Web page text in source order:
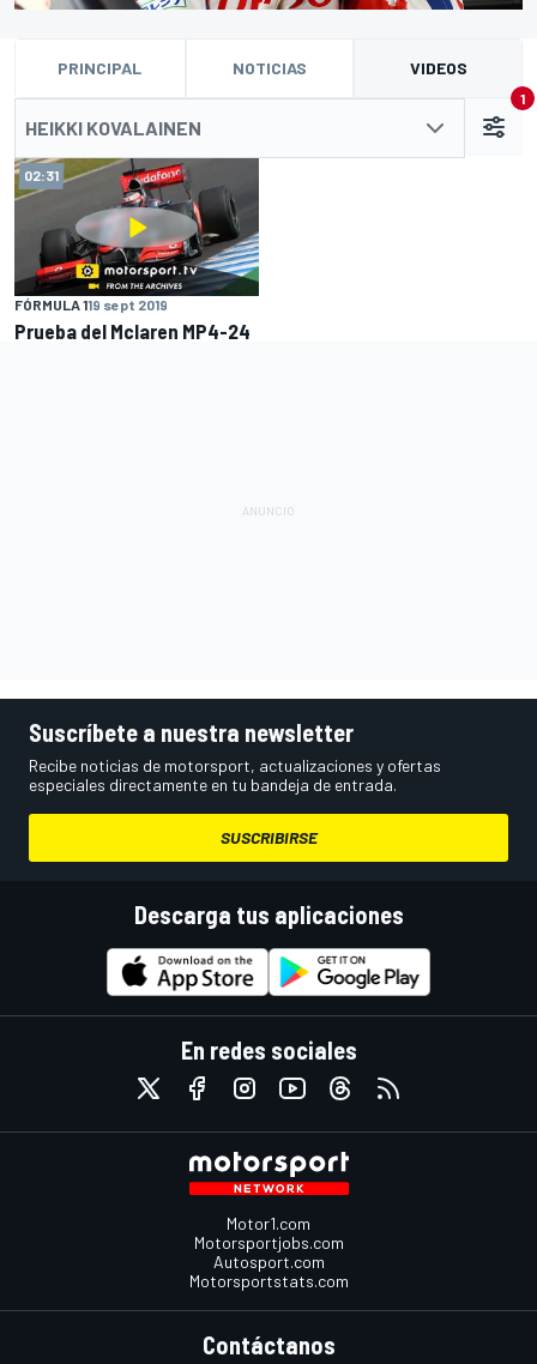
PRINCIPAL NOTICIAS VIDEOS
HEIKKI KOVALAINEN
1
02:31
FÓRMULA 119 sept 2019
Prueba del Mclaren MP4-24
Suscríbete a nuestra newsletter
Recibe noticias de motorsport, actualizaciones y ofertas
especiales directamente en tu bandeja de entrada.
SUSCRIBIRSE
Descarga tus aplicaciones
En redes sociales
Motor1.com
Motorsportjobs.com
Autosport.com
Motorsportstats.com
Contáctanos